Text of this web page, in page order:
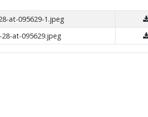
at-095629-1.jpeg
at-095629.jpeg